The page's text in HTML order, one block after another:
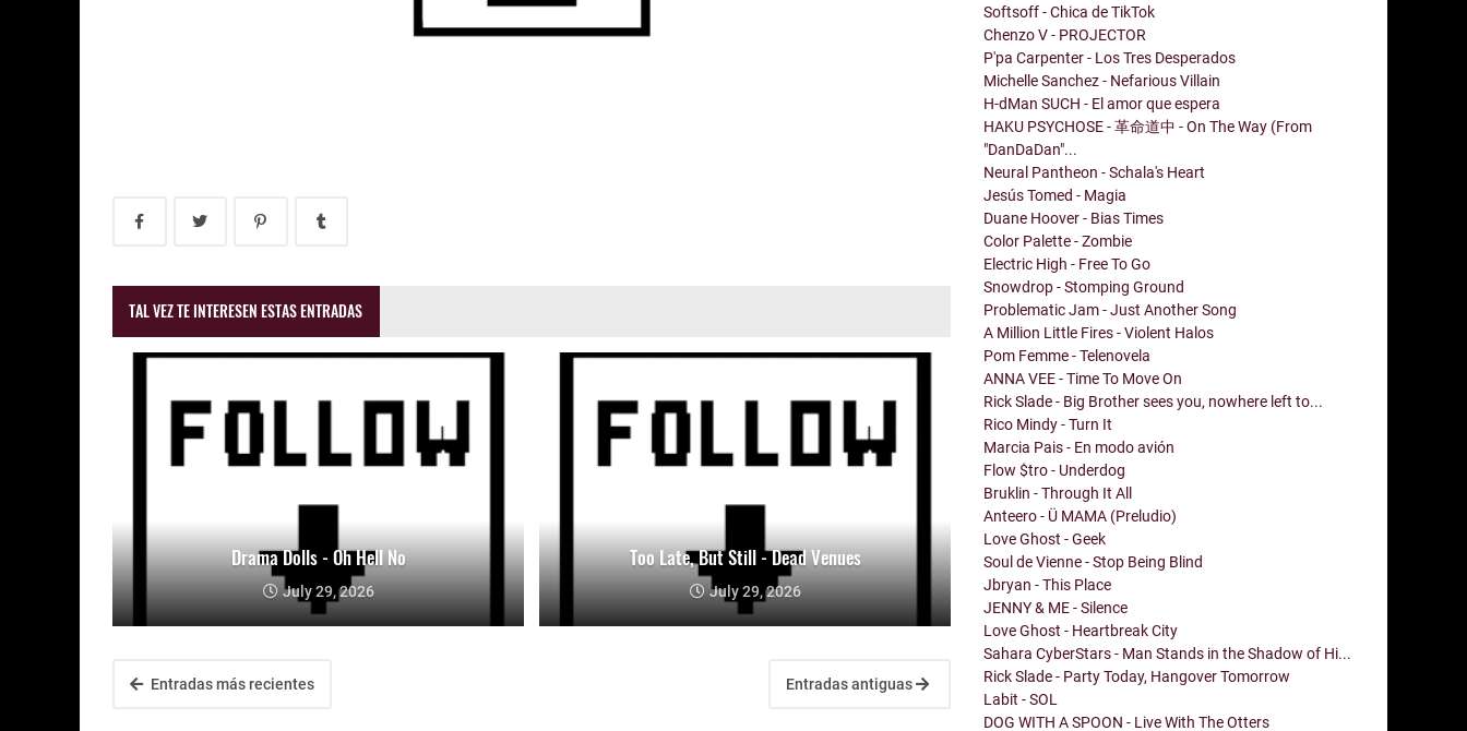
TAL VEZ TE INTERESEN ESTAS ENTRADAS
Drama Dolls - Oh Hell No
July 29, 2026
Too Late, But Still - Dead Venues
July 29, 2026
Entradas más recientes Entradas antiguas
Softsoff - Chica de TikTok
Chenzo V - PROJECTOR
P'pa Carpenter - Los Tres Desperados
Michelle Sanchez - Nefarious Villain
H-dMan SUCH - El amor que espera
HAKU PSYCHOSE - 革命道中 - On The Way (From
"DanDaDan"...
Neural Pantheon - Schala's Heart
Jesús Tomed - Magia
Duane Hoover - Bias Times
Color Palette - Zombie
Electric High - Free To Go
Snowdrop - Stomping Ground
Problematic Jam - Just Another Song
A Million Little Fires - Violent Halos
Pom Femme - Telenovela
ANNA VEE - Time To Move On
Rick Slade - Big Brother sees you, nowhere left to...
Rico Mindy - Turn It
Marcia Pais - En modo avión
Flow $tro - Underdog
Bruklin - Through It All
Anteero - Ü MAMA (Preludio)
Love Ghost - Geek
Soul de Vienne - Stop Being Blind
Jbryan - This Place
JENNY & ME - Silence
Love Ghost - Heartbreak City
Sahara CyberStars - Man Stands in the Shadow of Hi...
Rick Slade - Party Today, Hangover Tomorrow
Labit - SOL
DOG WITH A SPOON - Live With The Otters